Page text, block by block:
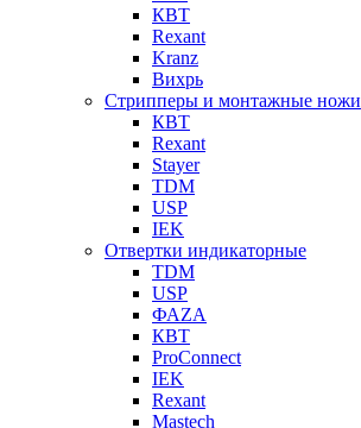
КВТ
Rexant
Kranz
Вихрь
Стрипперы и монтажные ножи
КВТ
Rexant
Stayer
TDM
USP
IEK
Отвертки индикаторные
TDM
USP
ФАZА
КВТ
ProConnect
IEK
Rexant
Mastech